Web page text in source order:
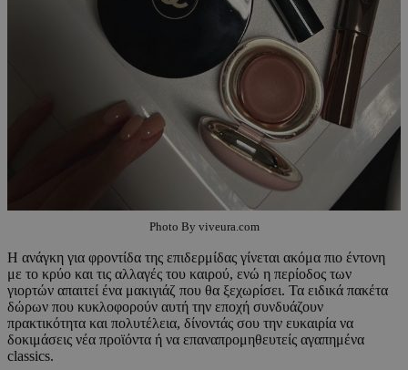
Photo By viveura.com
Η ανάγκη για φροντίδα της επιδερμίδας γίνεται ακόμα πιο έντονη
με το κρύο και τις αλλαγές του καιρού, ενώ η περίοδος των
γιορτών απαιτεί ένα μακιγιάζ που θα ξεχωρίσει. Τα ειδικά πακέτα
δώρων που κυκλοφορούν αυτή την εποχή συνδυάζουν
πρακτικότητα και πολυτέλεια, δίνοντάς σου την ευκαιρία να
δοκιμάσεις νέα προϊόντα ή να επαναπρομηθευτείς αγαπημένα
classics.